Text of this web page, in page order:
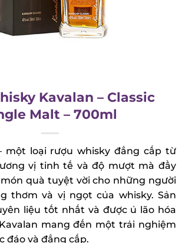
Kavalan – Classic
Malt – 700ml
một loại rượu whisky đẳng cấp từ
vị tinh tế và độ mượt mà đầy
món quà tuyệt vời cho những
hương thơm và vị ngọt của
từ các nguyên liệu tốt nhất và
lưỡng, rượu Kavalan mang đến
thưởng thức độc đáo và đẳng